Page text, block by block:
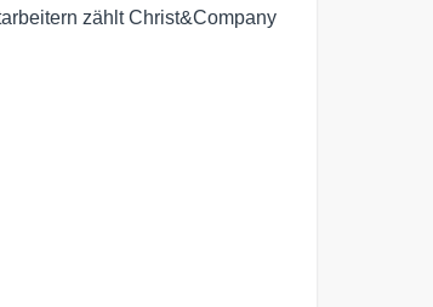
zählt Christ&Company